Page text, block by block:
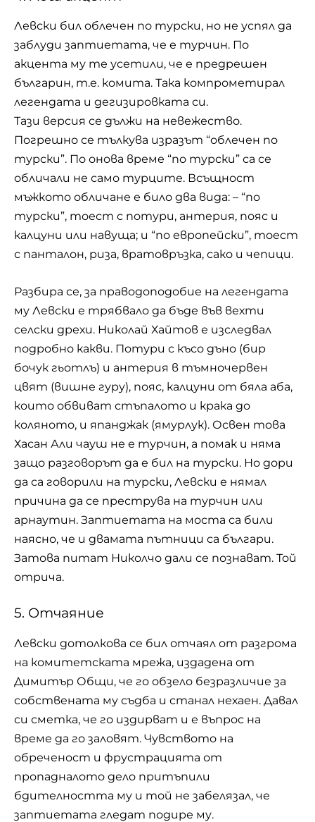
Левски бил облечен по турски, но не успял да
заблуди заптиетата, че е турчин. По
акцента му те усетили, че е предрешен
българин, т.е. комита. Така компрометирал
легендата и дегизировката си.
Тази версия се дължи на невежество.
Погрешно се тълкува изразът “облечен по
турски”. По онова време “по турски” са се
обличали не само турците. Всъщност
мъжкото обличане е било два вида: – “по
турски”, тоест с потури, антерия, пояс и
калцуни или навуща; и “по европейски”, тоест
с панталон, риза, вратовръзка, сако и чепици.
Разбира се, за праводоподобие на легендата
му Левски е трябвало да бъде във вехти
селски дрехи. Николай Хайтов е изследвал
подробно какви. Потури с късо дъно (бир
бочук гьотлъ) и антерия в тъмночервен
цвят (вишне гуру), пояс, калцуни от бяла аба,
които обвиват стъпалото и крака до
коляното, и япанджак (ямурлук). Освен това
Хасан Али чауш не е турчин, а помак и няма
защо разговорът да е бил на турски. Но дори
да са говорили на турски, Левски е нямал
причина да се преструва на турчин или
арнаутин. Заптиетата на моста са били
наясно, че и двамата пътници са българи.
Затова питат Николчо дали се познават. Той
отрича.
5. Отчаяние
Левски дотолкова се бил отчаял от разгрома
на комитетската мрежа, издадена от
Димитър Общи, че го обзело безразличие за
собствената му съдба и станал нехаен. Давал
си сметка, че го издирват и е въпрос на
време да го заловят. Чувството на
обреченост и фрустрацията от
пропадналото дело притъпили
бдителността му и той не забелязал, че
заптиетата гледат подире му.